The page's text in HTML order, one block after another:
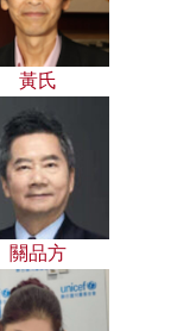
黃氏
關品方